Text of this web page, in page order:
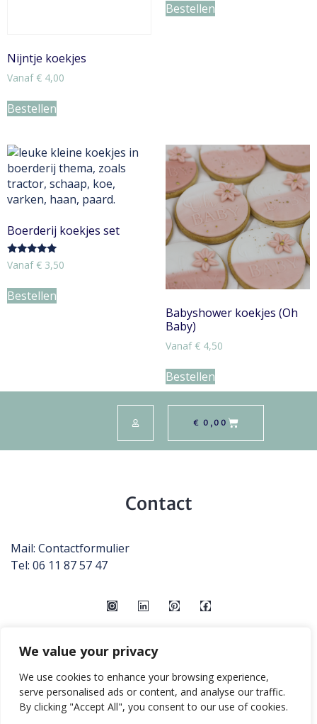
We value your privacy
We use cookies to enhance your browsing experience,
serve personalised ads or content, and analyse our traffic.
By clicking "Accept All", you consent to our use of cookies.
Nijntje koekjes
Vanaf € 4,00
Bestellen
Bestellen
Boerderij koekjes set
Gewaardeerd
5.00
Vanaf € 3,50
Bestellen
Babyshower koekjes (Oh
Baby)
Vanaf € 4,50
Bestellen
€ 0,00
Contact
Mail: Contactformulier
Tel: 06 11 87 57 47